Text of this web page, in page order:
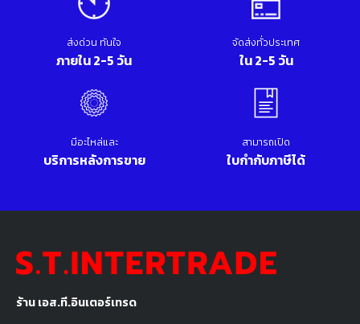
ร้าน เอส.ที.อินเตอร์เทรด
ส่งด่วน ทันใจ
ภายใน 2-5 วัน
จัดส่งทั่วประเทศ
ใน 2-5 วัน
มีอะไหล่และ
บริการหลังการขาย
สามารถเปิด
ใบกำกับภาษีได้